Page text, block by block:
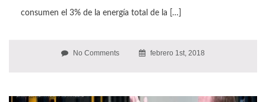
consumen el 3% de la energía total de la […]
No Comments febrero 1st, 2018